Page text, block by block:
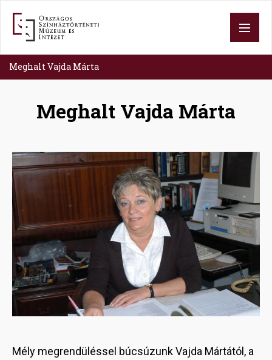
content
Meghalt Vajda Márta
Meghalt Vajda Márta
Image
Mély megrendüléssel búcsúzunk Vajda Mártától, a